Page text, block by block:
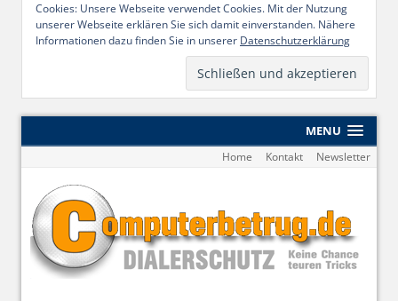
Cookies: Unsere Webseite verwendet Cookies. Mit der Nutzung
unserer Webseite erklären Sie sich damit einverstanden. Nähere
Informationen dazu finden Sie in unserer Datenschutzerklärung
MENU
Home Kontakt Newsletter